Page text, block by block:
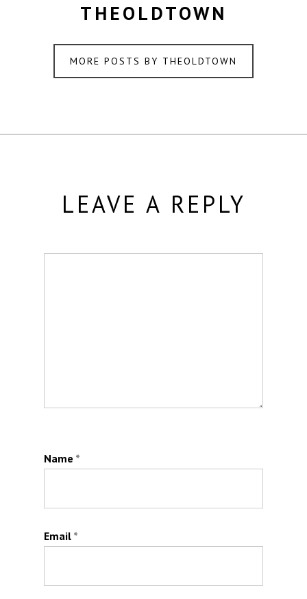
THEOLDTOWN
MORE POSTS BY THEOLDTOWN
LEAVE A REPLY
Name *
Email *